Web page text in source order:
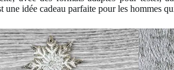
une idée cadeau parfaite pour les hommes